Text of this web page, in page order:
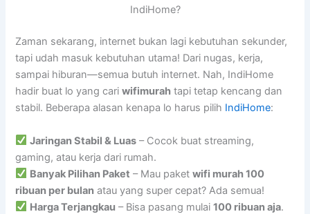
IndiHome?
Zaman sekarang, internet bukan lagi kebutuhan sekunder,
tapi udah masuk kebutuhan utama! Dari nugas, kerja,
sampai hiburan—semua butuh internet. Nah, IndiHome
hadir buat lo yang cariwifimurah tapi tetap kencang dan
stabil. Beberapa alasan kenapa lo harus pilih IndiHome:
Jaringan Stabil & Luas – Cocok buat streaming,
gaming, atau kerja dari rumah.
Banyak Pilihan Paket – Mau paketwifi murah 100
ribuan per bulan atau yang super cepat? Ada semua!
Harga Terjangkau – Bisa pasang mulai100 ribuan aja.